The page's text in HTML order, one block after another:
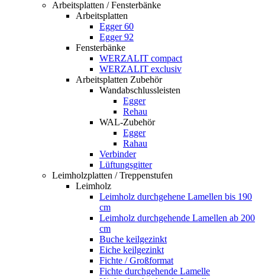
Arbeitsplatten / Fensterbänke
Arbeitsplatten
Egger 60
Egger 92
Fensterbänke
WERZALIT compact
WERZALIT exclusiv
Arbeitsplatten Zubehör
Wandabschlussleisten
Egger
Rehau
WAL-Zubehör
Egger
Rahau
Verbinder
Lüftungsgitter
Leimholzplatten / Treppenstufen
Leimholz
Leimholz durchgehene Lamellen bis 190
cm
Leimholz durchgehende Lamellen ab 200
cm
Buche keilgezinkt
Eiche keilgezinkt
Fichte / Großformat
Fichte durchgehende Lamelle